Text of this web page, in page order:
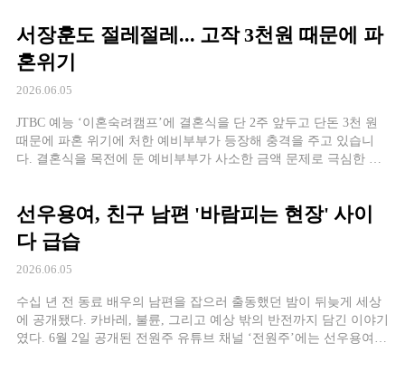
서장훈도 절레절레... 고작 3천원 때문에 파
혼위기
2026.06.05
JTBC 예능 ‘이혼숙려캠프’에 결혼식을 단 2주 앞두고 단돈 3천 원
때문에 파혼 위기에 처한 예비부부가 등장해 충격을 주고 있습니
다. 결혼식을 목전에 둔 예비부부가 사소한 금액 문제로 극심한 갈
의 주인공으로, 예식이 불과 2주밖에 남지 않은 한 예비부부가 등장
했습니다. 이들 커플이 […]
선우용여, 친구 남편 '바람피는 현장' 사이
다 급습
2026.06.05
수십 년 전 동료 배우의 남편을 잡으러 출동했던 밤이 뒤늦게 세상
에 공개됐다. 카바레, 불륜, 그리고 예상 밖의 반전까지 담긴 이야기
였다. 6월 2일 공개된 전원주 유튜브 채널 ‘전원주’에는 선우용여에